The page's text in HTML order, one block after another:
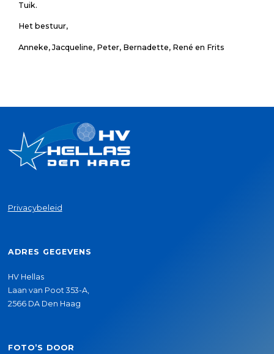
Tuik.
Het bestuur,
Anneke, Jacqueline, Peter, Bernadette, René en Frits
Privacybeleid
ADRES GEGEVENS
HV Hellas
Laan van Poot 353-A,
2566 DA Den Haag
FOTO’S DOOR